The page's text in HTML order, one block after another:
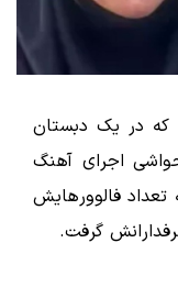
در یک دبستان
اجرای آهنگ
فالوورهایش